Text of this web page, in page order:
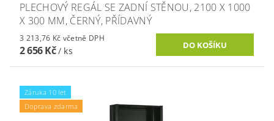
PLECHOVÝ REGÁL SE ZADNÍ STĚNOU, 2100 X 1000
X 300 MM, ČERNÝ, PŘÍDAVNÝ
3 213,76 Kč včetně DPH
2 656 Kč/ ks
Záruka 10 let
Doprava zdarma